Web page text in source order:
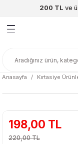
200 TL ve
Anasayfa
Kırtasiye
198,00 TL
220,00 TL